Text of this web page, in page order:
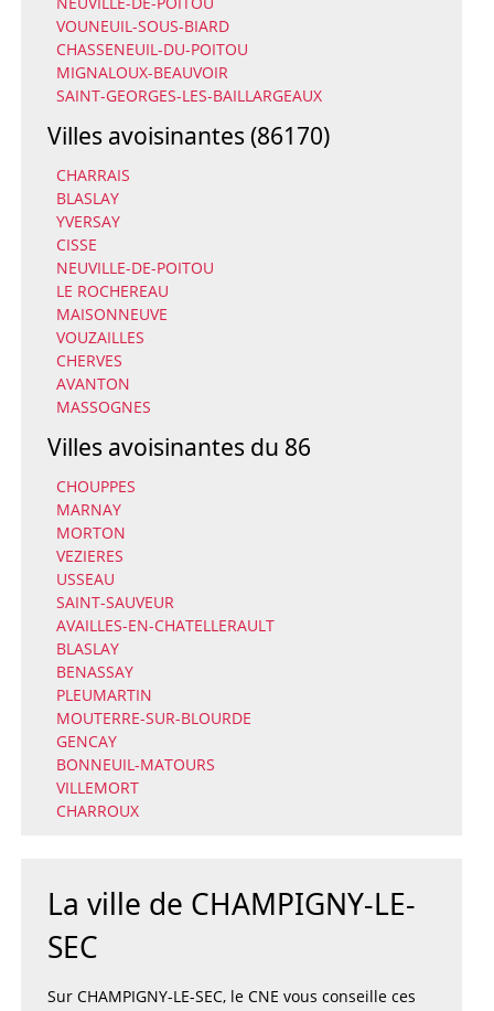
VOUNEUIL-SOUS-BIARD
CHASSENEUIL-DU-POITOU
MIGNALOUX-BEAUVOIR
SAINT-GEORGES-LES-BAILLARGEAUX
Villes avoisinantes (86170)
CHARRAIS
BLASLAY
YVERSAY
CISSE
NEUVILLE-DE-POITOU
LE ROCHEREAU
MAISONNEUVE
VOUZAILLES
CHERVES
AVANTON
MASSOGNES
Villes avoisinantes du 86
CHOUPPES
MARNAY
MORTON
VEZIERES
USSEAU
SAINT-SAUVEUR
AVAILLES-EN-CHATELLERAULT
BLASLAY
BENASSAY
PLEUMARTIN
MOUTERRE-SUR-BLOURDE
GENCAY
BONNEUIL-MATOURS
VILLEMORT
CHARROUX
La ville de CHAMPIGNY-LE-
SEC
Sur CHAMPIGNY-LE-SEC, le CNE vous conseille ces